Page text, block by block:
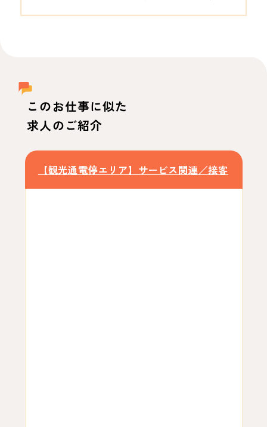
このお仕事に似た
求人のご紹介
【観光通電停エリア】サービス関連／接客